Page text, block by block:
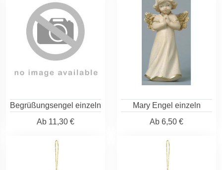
Begrüßungsengel einzeln
Ab 11,30 €
Mary Engel einzeln
Ab 6,50 €